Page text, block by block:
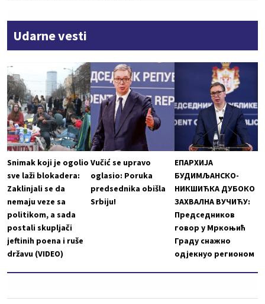
Udarne vesti
Snimak koji je ogolio
sve laži blokadera:
Zaklinjali se da
nemaju veze sa
politikom, a sada
postali skupljači
jeftinih poena i ruše
državu (VIDEO)
Vučić se upravo
oglasio: Poruka
predsednika obišla
Srbiju!
ЕПАРХИЈА
БУДИМЉАНСКО-
НИКШИЋКА ДУБОКО
ЗАХВАЛНА ВУЧИЋУ:
Председников
говор у Мркоњић
Граду снажно
одјекнуо регионом